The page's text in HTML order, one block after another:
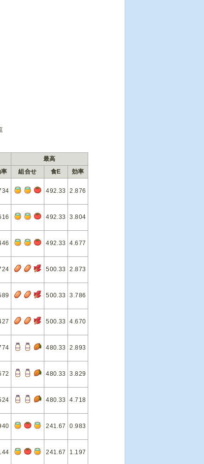
最高
組合せ 食E 効率
492.33 2.876
492.33 3.804
492.33 4.677
500.33 2.873
500.33 3.786
500.33 4.670
480.33 2.893
480.33 3.829
480.33 4.718
241.67 0.983
241.67 1.197